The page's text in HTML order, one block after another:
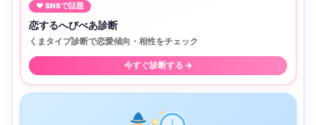
♥ SNSで話題
恋するへびべあ診断
くまタイプ診断で恋愛傾向・相性をチェック
今すぐ診断する →